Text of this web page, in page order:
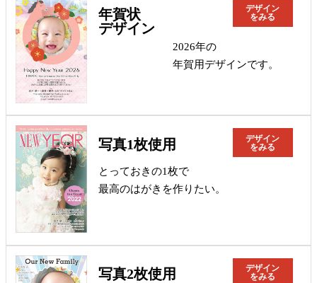
年賀状
デザイン
デザイン
をみる
2026年の
年賀用デザインです。
写真1枚使用
デザイン
をみる
とっておきの1枚で
最高のはがきを作りたい。
写真2枚使用
デザイン
をみる